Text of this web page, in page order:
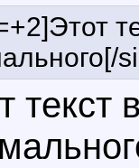
текст